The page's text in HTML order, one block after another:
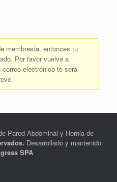
membresía, entonces tu
Por favor vuelve a
electrónico te será
Pared Abdominal y Hernia de
Desarrollado y mantenido
SPA